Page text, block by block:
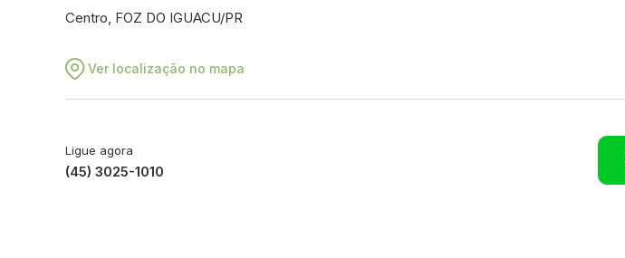
Centro, FOZ DO IGUACU/PR
Ver localização no mapa
Ligue agora
(45) 3025-1010